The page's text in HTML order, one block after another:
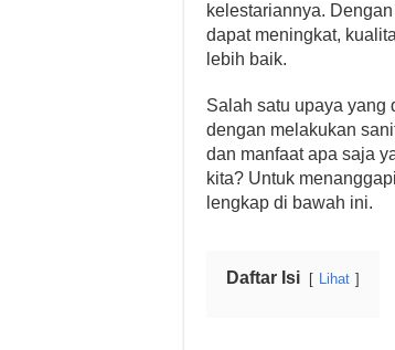
kelestariannya.
dapat meningkat,
lebih baik.
Salah satu upaya yang
dengan melakukan
dan manfaat apa saja
kita? Untuk
lengkap di bawah ini.
Daftar Isi Lihat